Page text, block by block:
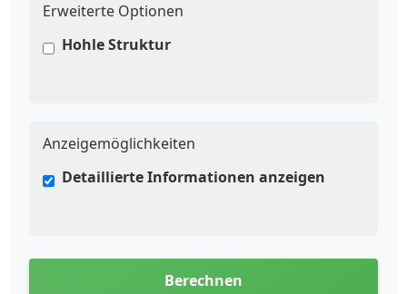
Erweiterte Optionen
Hohle Struktur
Anzeigemöglichkeiten
Detaillierte Informationen anzeigen
Berechnen